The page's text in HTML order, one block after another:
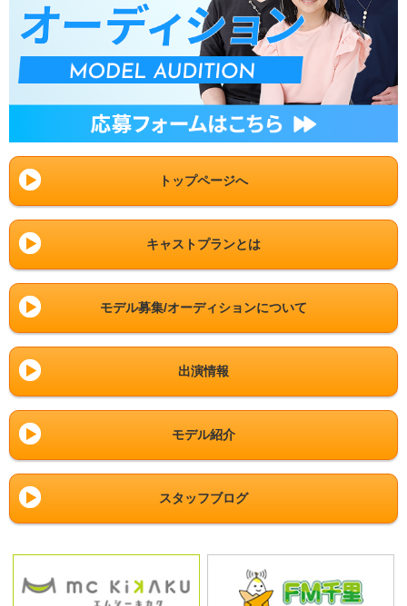
トップページへ
キャストプランとは
モデル募集/オーディションについて
出演情報
モデル紹介
スタッフブログ